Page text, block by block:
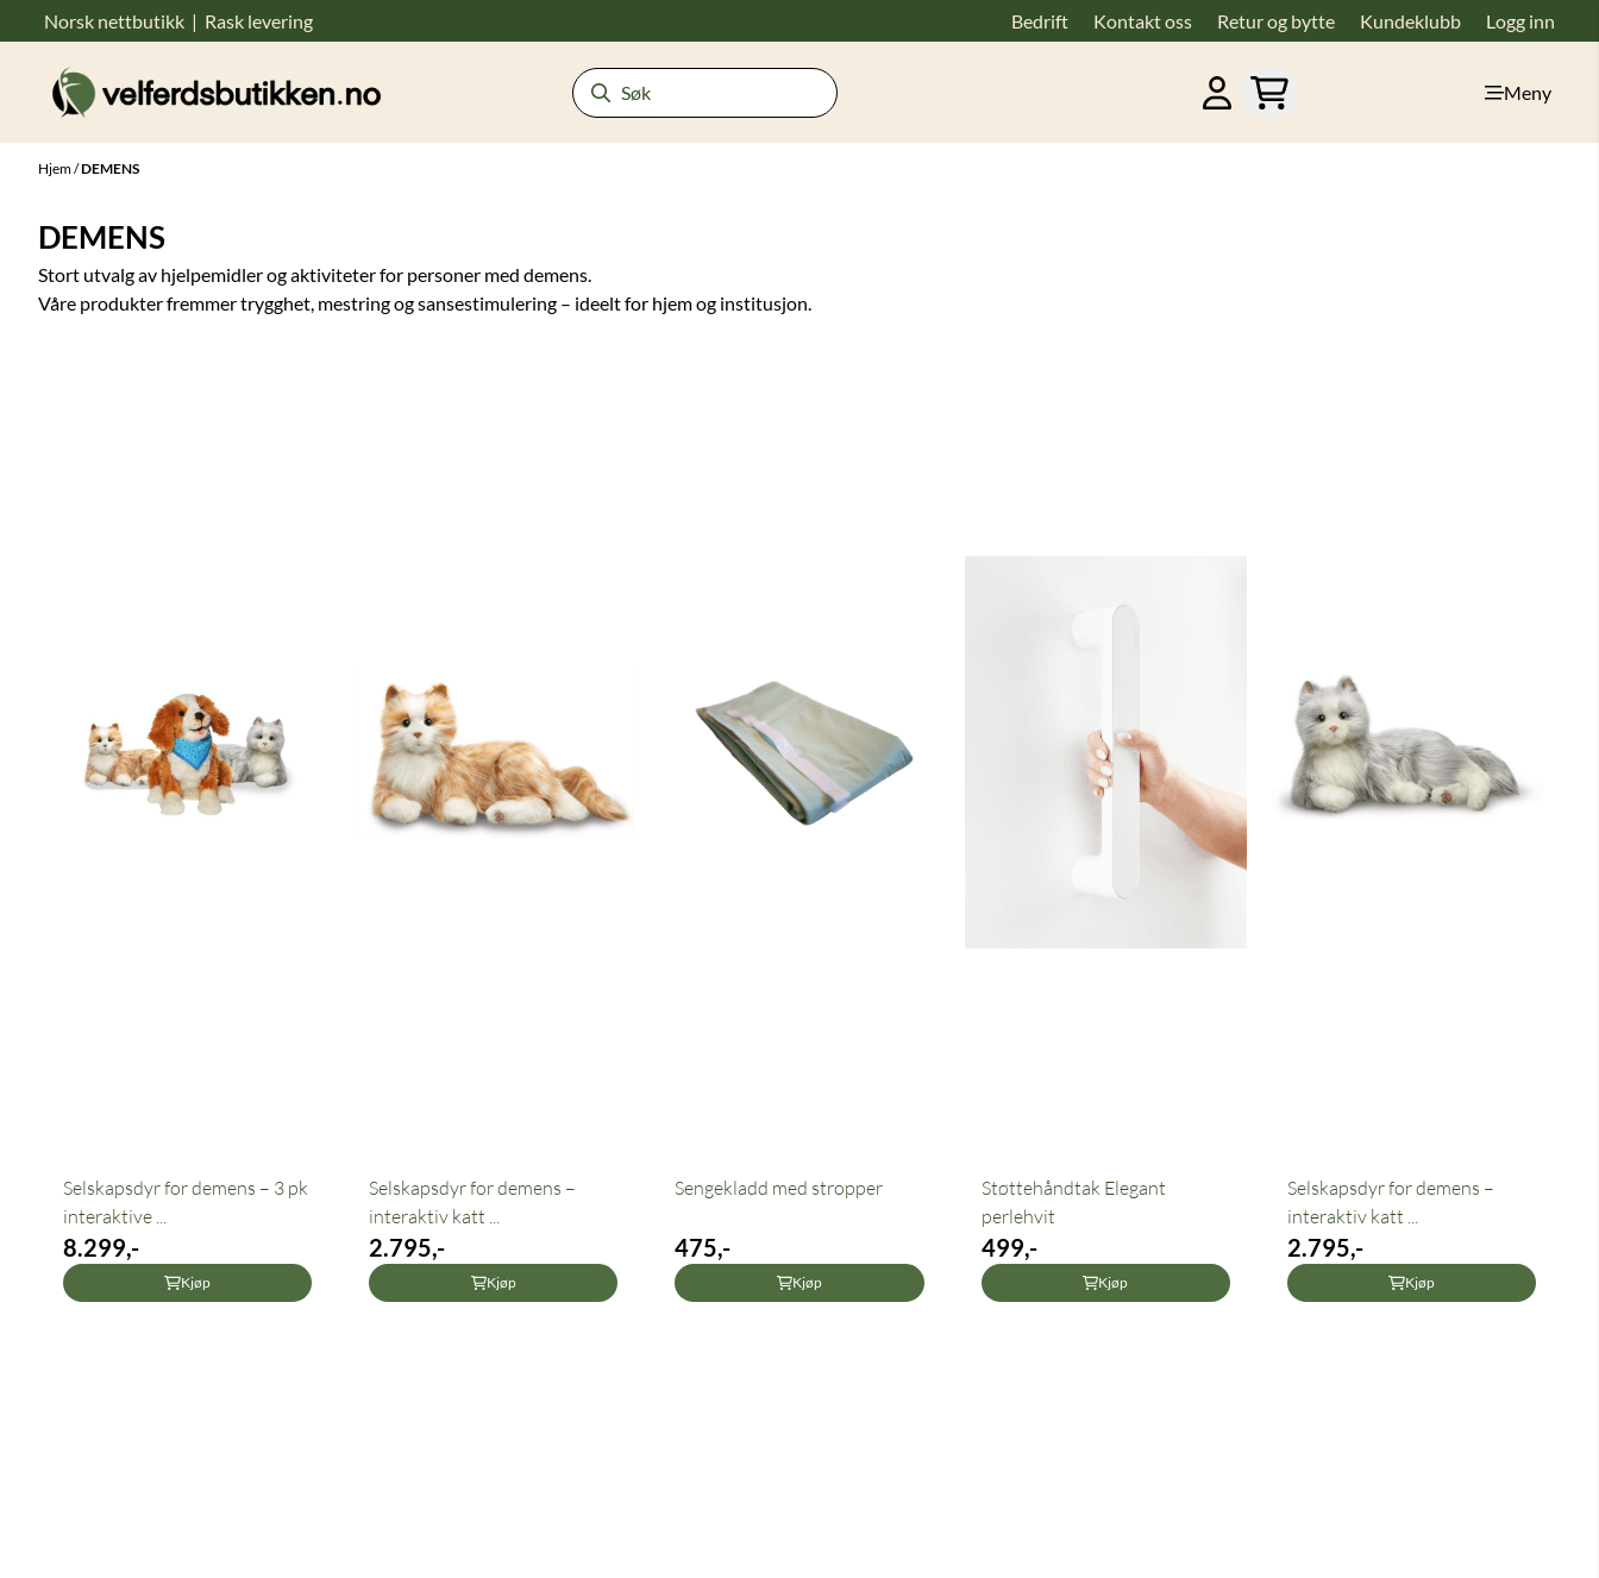
Hopp til innhold
Norsk nettbutikk | Rask levering Bedrift Kontakt oss Retur og bytte Kundeklubb Logg inn
Meny
Hjem/DEMENS
DEMENS
Stort utvalg av hjelpemidler og aktiviteter for personer med demens.
Våre produkter fremmer trygghet, mestring og sansestimulering – ideelt for hjem og institusjon.
Selskapsdyr for demens – 3 pk
interaktive ...
8.299,-
Kjøp
Selskapsdyr for demens –
interaktiv katt ...
2.795,-
Kjøp
Sengekladd med stropper
475,-
Kjøp
Støttehåndtak Elegant
perlehvit
499,-
Kjøp
Selskapsdyr for demens –
interaktiv katt ...
2.795,-
Kjøp